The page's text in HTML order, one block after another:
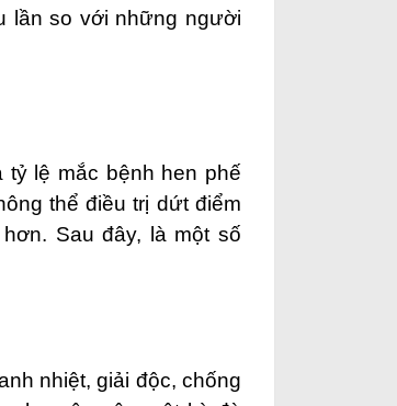
lần so với những người
tỷ lệ mắc bệnh hen phế
thể điều trị dứt điểm
Sau đây, là một số
nhiệt, giải độc, chống